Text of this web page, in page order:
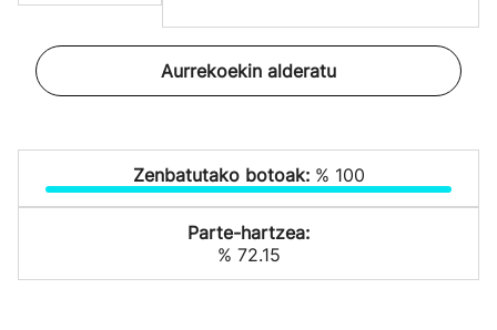
Aurrekoekin alderatu
Zenbatutako botoak: % 100
Parte-hartzea:
% 72.15